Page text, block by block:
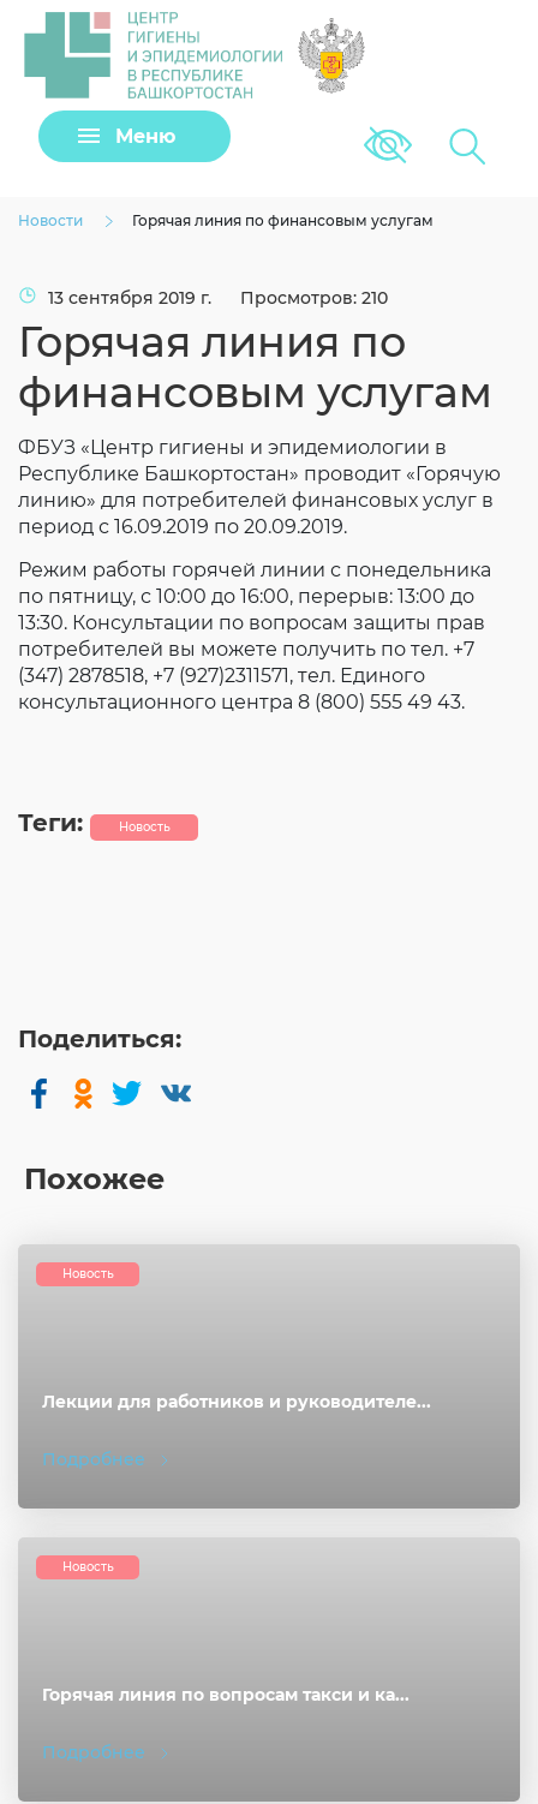
Меню Версия для
Новости Горячая линия по финансовым услугам
13 сентября 2019 г. Просмотров: 210
Горячая линия по
финансовым услугам
ФБУЗ «Центр гигиены и эпидемиологии в
Республике Башкортостан» проводит «Горячую
линию» для потребителей финансовых услуг в
период с 16.09.2019 по 20.09.2019.
Режим работы горячей линии с понедельника
по пятницу, с 10:00 до 16:00, перерыв: 13:00 до
13:30. Консультации по вопросам защиты прав
потребителей вы можете получить по тел. +7
(347) 2878518, +7 (927)2311571, тел. Единого
консультационного центра 8 (800) 555 49 43.
Теги: Новость
Поделиться:
Похожее
Лекции для работников и руководителе...
Подробнее
Новость
Горячая линия по вопросам такси и ка...
Подробнее
Новость
Задать вопрос
Клещи
Загрузить файл
Введите слово с картинки